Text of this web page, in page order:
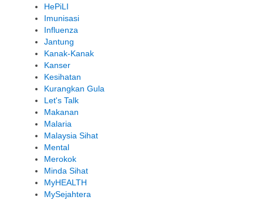
HePiLI
Imunisasi
Influenza
Jantung
Kanak-Kanak
Kanser
Kesihatan
Kurangkan Gula
Let's Talk
Makanan
Malaria
Malaysia Sihat
Mental
Merokok
Minda Sihat
MyHEALTH
MySejahtera